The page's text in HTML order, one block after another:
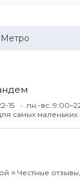
Метро
15 пн.-
самых маленьких
⭐️ Честные